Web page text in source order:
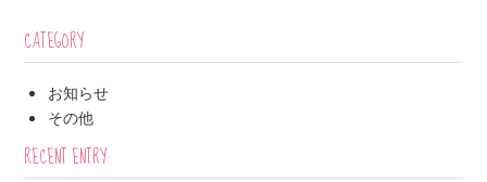
CATEGORY
お知らせ
その他
RECENT ENTRY